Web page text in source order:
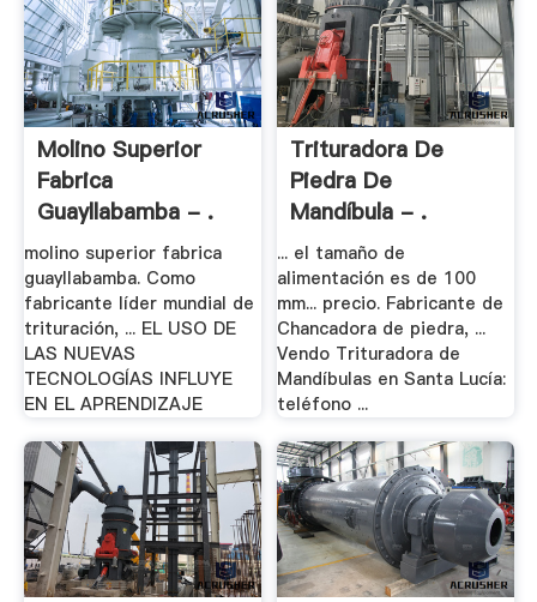
Molino Superior
Fabrica
Guayllabamba - .
molino superior fabrica
guayllabamba. Como
fabricante líder mundial de
trituración, ... EL USO DE
LAS NUEVAS
TECNOLOGÍAS INFLUYE
EN EL APRENDIZAJE
Trituradora De
Piedra De
Mandíbula - .
... el tamaño de
alimentación es de 100
mm... precio. Fabricante de
Chancadora de piedra, ...
Vendo Trituradora de
Mandíbulas en Santa Lucía:
teléfono ...